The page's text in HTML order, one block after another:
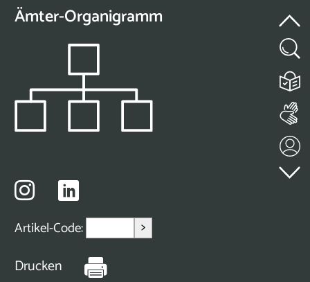
Ämter-Organigramm
Artikel-Code: >
Drucken